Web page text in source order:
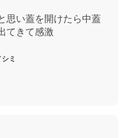
思い蓋を開けたら中蓋
てきて感激
ミ